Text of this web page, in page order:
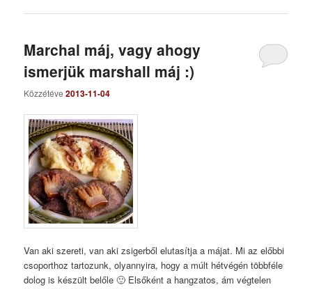
Marchal máj, vagy ahogy
ismerjük marshall máj :)
Közzétéve2013-11-04
Van aki szereti, van aki zsigerből elutasítja a májat. Mi az előbbi
csoporthoz tartozunk, olyannyira, hogy a múlt hétvégén többféle
dolog is készült belőle 🙂 Elsőként a hangzatos, ám végtelen